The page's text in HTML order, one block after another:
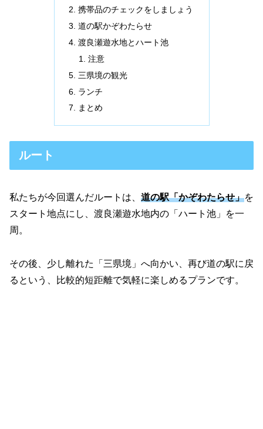
携帯品のチェックをしましょう
道の駅かぞわたらせ
渡良瀬遊水地とハート池
注意
三県境の観光
ランチ
まとめ
ルート
私たちが今回選んだルートは、 道の駅「かぞわたらせ」を
スタート地点にし、渡良瀬遊水地内の「ハート池」を一
周。
その後、少し離れた「三県境」へ向かい、再び道の駅に戻
るという、比較的短距離で気軽に楽しめるプランです。